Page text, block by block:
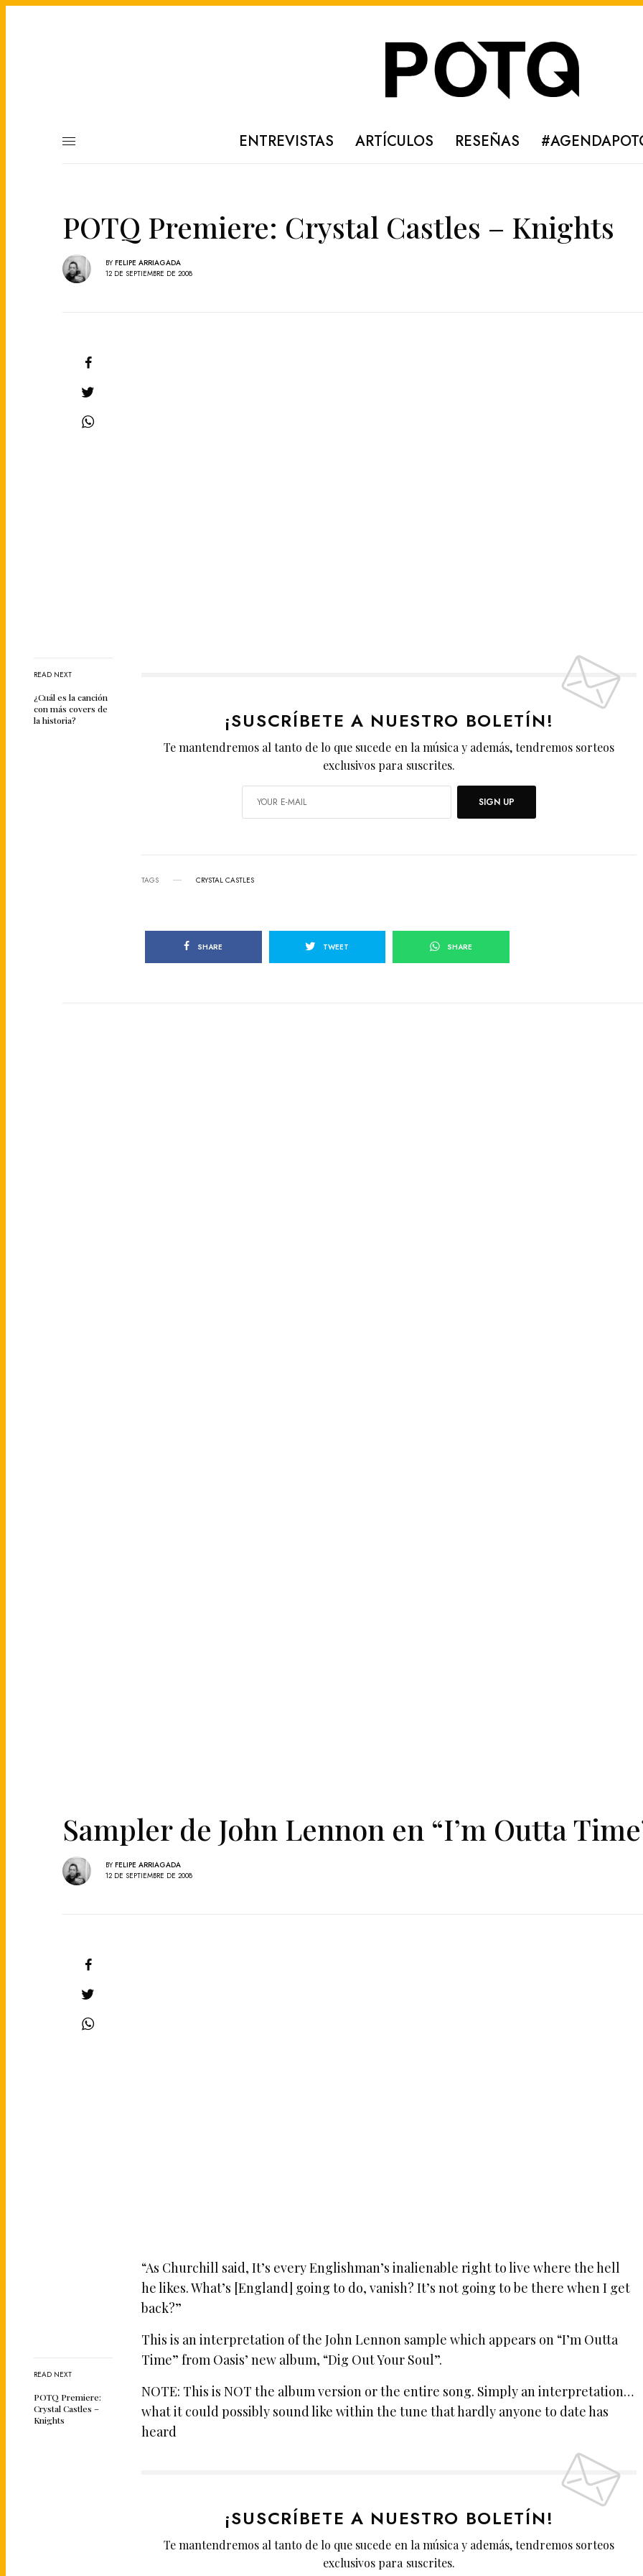
ENTREVISTAS ARTÍCULOS RESEÑAS
POTQ Premiere: Crystal Castles – Knights
BY FELIPE ARRIAGADA
12 DE SEPTIEMBRE DE 2008
READ NEXT
¿Cuál es la canción
con más covers de
la historia?
¡SUSCRÍBETE A NUESTRO BOLETÍN!
Te mantendremos al tanto de lo que sucede en la música y además, tendremos sorteos
exclusivos para suscrites.
SIGN UP
TAGS CRYSTAL CASTLES
SHARE TWEET SHARE
Sampler de John Lennon en “I’m Outta
BY FELIPE ARRIAGADA
12 DE SEPTIEMBRE DE 2008
READ NEXT
POTQ Premiere:
Crystal Castles –
Knights
“As Churchill said, It’s every Englishman’s inalienable right to live where the hell
he likes. What’s [England] going to do, vanish? It’s not going to be there when I get
back?”
This is an interpretation of the John Lennon sample which appears on “I’m Outta
Time” from Oasis’ new album, “Dig Out Your Soul”.
NOTE: This is NOT the album version or the entire song. Simply an interpretation…
what it could possibly sound like within the tune that hardly anyone to date has
heard
¡SUSCRÍBETE A NUESTRO BOLETÍN!
Te mantendremos al tanto de lo que sucede en la música y además, tendremos sorteos
exclusivos para suscrites.